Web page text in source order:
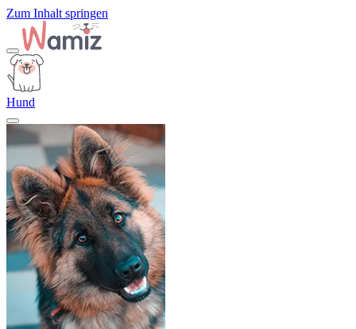
Zum Inhalt springen
Hund